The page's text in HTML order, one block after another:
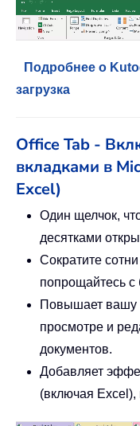
Подробнее о
загрузка
Office Tab -
вкладками в
Excel)
Один щелчок,
десятками
Сократите
попрощайтесь
Повышает вашу
просмотре и
документов.
Добавляет
(включая Excel),